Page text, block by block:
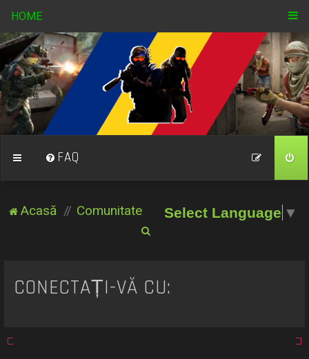
HOME
FAQ
Acasă Comunitate Select Language ▼
t
CONECTAȚI-VĂ CU: